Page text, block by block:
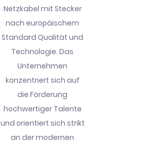
Netzkabel mit Stecker
nach europäischem
Standard Qualität und
Technologie. Das
Unternehmen
konzentriert sich auf
die Förderung
hochwertiger Talente
und orientiert sich strikt
an der modernen